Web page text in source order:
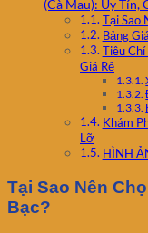
(Cà Mau): Uy Tín,
Tại Sao
Bảng
Tiêu
Giá Rẻ
Khám
Lỡ
HÌNH
Tại Sao Nên
Bạc?